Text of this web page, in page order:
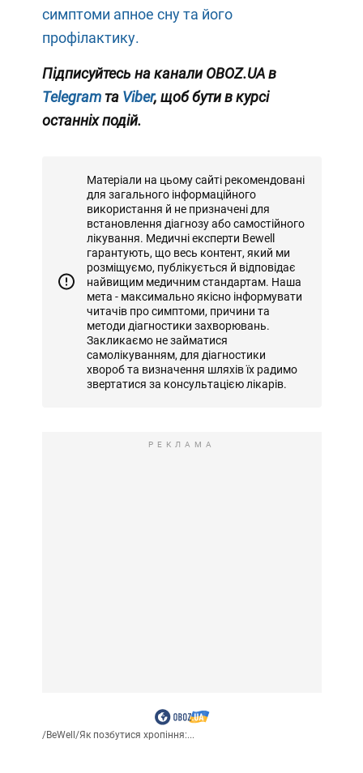
симптоми апное сну та його
профілактику.
Підписуйтесь на канали OBOZ.UA в
Telegram та Viber, щоб бути в курсі
останніх подій.
Матеріали на цьому сайті рекомендовані
для загального інформаційного
використання й не призначені для
встановлення діагнозу або самостійного
лікування. Медичні експерти Bewell
гарантують, що весь контент, який ми
розміщуємо, публікується й відповідає
найвищим медичним стандартам. Наша
мета - максимально якісно інформувати
читачів про симптоми, причини та
методи діагностики захворювань.
Закликаємо не займатися
самолікуванням, для діагностики
хвороб та визначення шляхів їх радимо
звертатися за консультацією лікарів.
РЕКЛАМА
/BeWell/Як позбутися хропіння:...